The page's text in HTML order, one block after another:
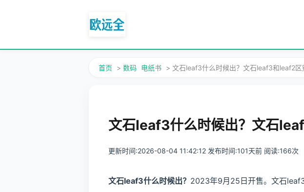
首页 > 数码 电纸书 > 文石leaf3什么时候出？文石leaf3和leaf2区
文石leaf3什么时候出？文石
更新时间:2026-08-04 11:42:12 发布时间:101天前 阅读:166次
文石leaf3什么时候出？ 2023年9月25日开售。文石